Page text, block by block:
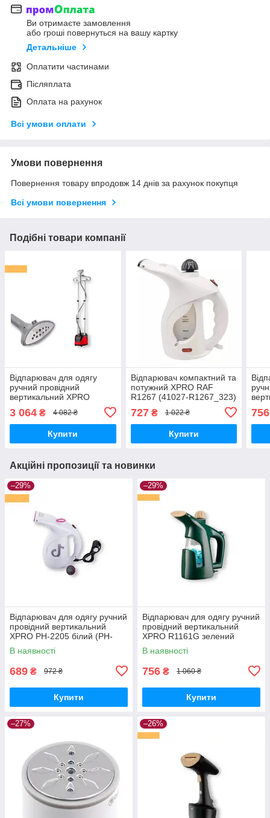
Ви отримаєте замовлення
або гроші повернуться на вашу картку
Детальніше
Оплатити частинами
Післяплата
Оплата на рахунок
Всі умови оплати
Умови повернення
Повернення товару впродовж 14 днів за рахунок покупця
Всі умови повернення
Подібні товари компанії
Відпарювач для одягу
ручний провідний
вертикальний XPRO
R.3038B червоний (40803-
R.3038B)
3 064 ₴ 4 082 ₴
Купити
Відпарювач компактний та
потужний XPRO RAF
R1267 (41027-R1267_323)
727₴ 1 022 ₴
Купити
756
Акційні пропозиції та новинки
–29%
Відпарювач для одягу ручний
провідний вертикальний
XPRO PH-2205 білий (PH-
2205)
В наявності
689 ₴ 972 ₴
Купити
–29%
Відпарювач для одягу ручний
провідний вертикальний
XPRO R1161G зелений
(41335-1161_305)
В наявності
756 ₴ 1 060 ₴
Купити
–27% –26%